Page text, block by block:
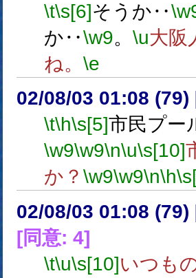
\t\s[6]そうか‥
か‥\w9。 \u大阪
ね。 \e
02/08/03 01:08 (79)
\t\h\s[5]市民プー
\w9\w9\n\u\s[10]
か？ \w9\w9\n\h
02/08/03 01:08 (79)
[同意: 4]
\t\u\s[10]いつも